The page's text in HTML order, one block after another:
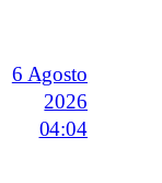
6 Agosto
2026
04:04